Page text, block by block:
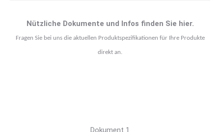
Nützliche Dokumente und Infos finden Sie hier.
Fragen Sie bei uns die aktuellen Produktspezifikationen für Ihre Produkte
direkt an.
Dokument 1